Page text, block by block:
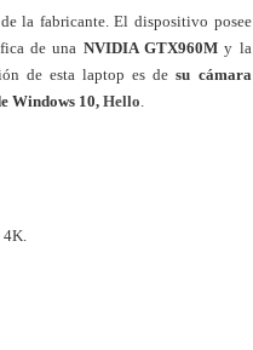
la fabricante. El dispositivo posee
de una NVIDIA GTX960My la
de esta laptop es desu cámara
Windows 10, Hello